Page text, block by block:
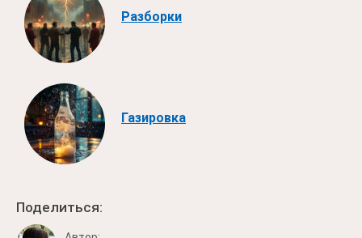
Разборки
Газировка
Поделиться: